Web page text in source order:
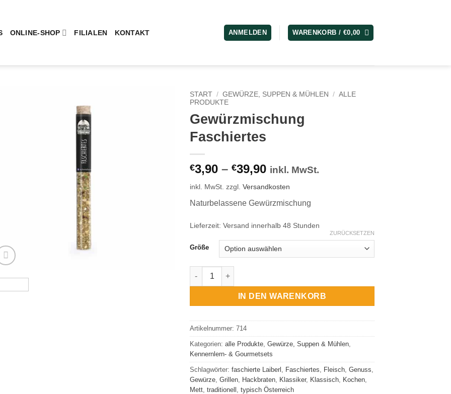
ONLINE-SHOP FILIALEN KONTAKT ANMELDEN WARENKORB / €0,00
START / GEWÜRZE, SUPPEN & MÜHLEN / ALLE
PRODUKTE
Gewürzmischung
Faschiertes
€3,90 – €39,90 inkl. MwSt.
inkl. MwSt. zzgl. Versandkosten
Naturbelassene Gewürzmischung
Lieferzeit: Versand innerhalb 48 Stunden
Größe
ZURÜCKSETZEN
Gewürzmischung Faschiertes Menge
IN DEN WARENKORB
Artikelnummer: 714
Kategorien: alle Produkte Gewürze, Suppen & Mühlen
Kennernlern- & Gourmetsets
Schlagwörter: faschierte Laiberl Faschiertes Fleisch Genuss
Gewürze Grillen Hackbraten Klassiker, Klassisch Kochen
Mett traditionell typisch Österreich